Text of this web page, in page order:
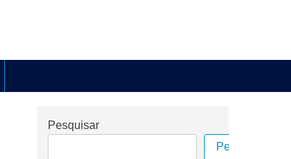
Pesquisar
Pesquisar